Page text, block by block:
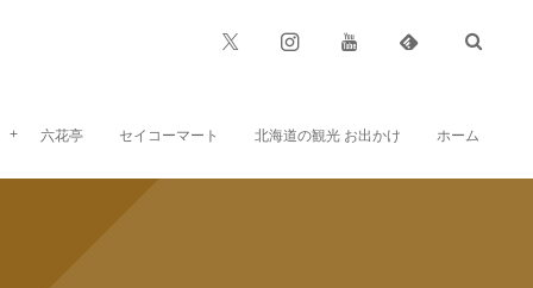
六花亭 セイコーマート 北海道の観光 お出かけ ホーム